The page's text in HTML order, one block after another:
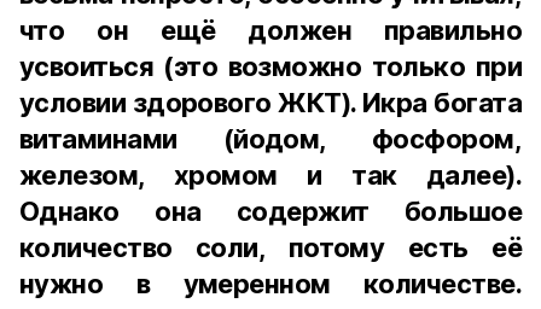
что он ещё должен правильно
усвоиться (это возможно только при
условии здорового ЖКТ). Икра богата
витаминами (йодом, фосфором,
железом, хромом и так далее).
Однако она содержит большое
количество соли, потому есть её
нужно в умеренном количестве.